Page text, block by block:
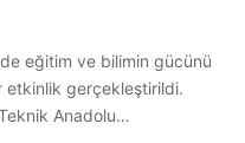
eğitim ve bilimin gücünü
etkinlik gerçekleştirildi.
Anadolu…